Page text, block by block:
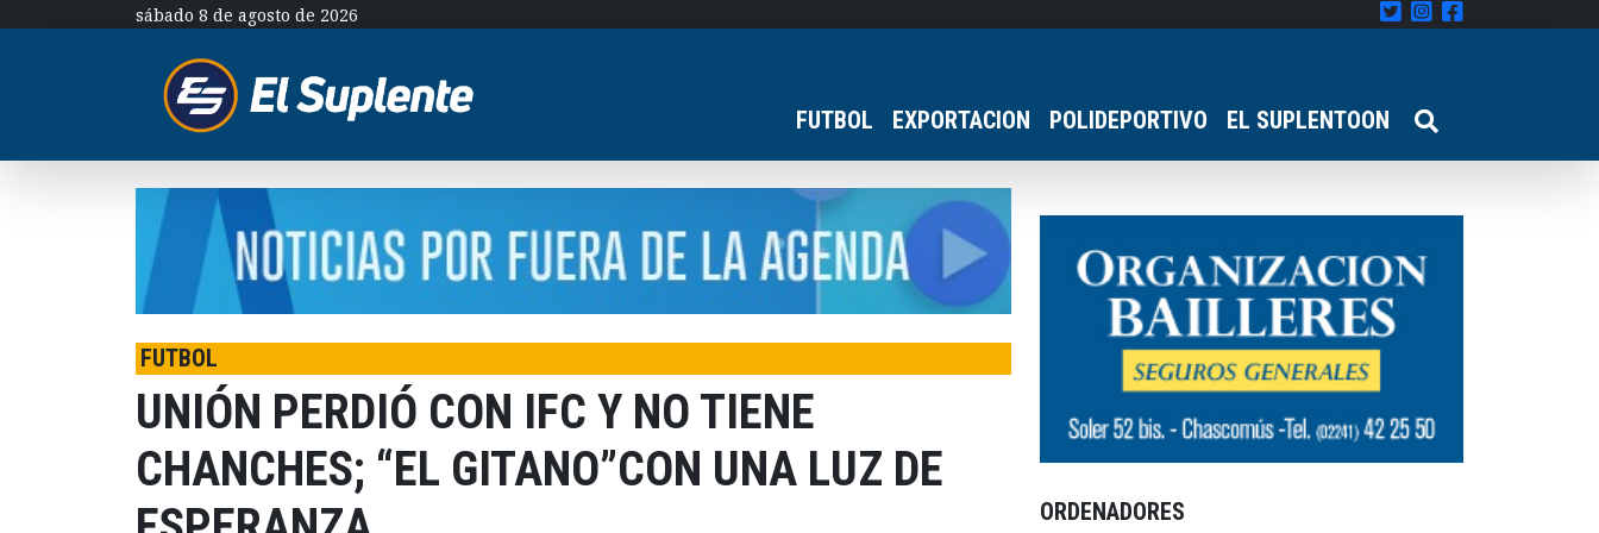
sábado 8 de agosto de 2026
FUTBOL EXPORTACION POLIDEPORTIVO EL SUPLENTOON
FUTBOL
UNIÓN PERDIÓ CON IFC Y NO TIENE
CHANCHES; “EL GITANO”CON UNA LUZ DE
ORDENADORES